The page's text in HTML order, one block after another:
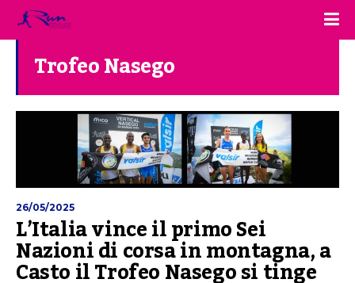
Trofeo Nasego
26/05/2025
L’Italia vince il primo Sei
Nazioni di corsa in montagna, a
Casto il Trofeo Nasego si tinge